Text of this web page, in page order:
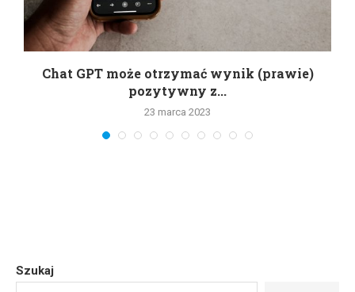
Chat GPT może otrzymać wynik (prawie)
pozytywny z...
23 marca 2023
Szukaj